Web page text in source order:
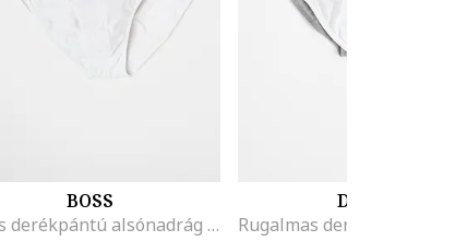
BOSS
Logós derékpántú alsónadrág szett - 3 db, Fehér
DIESEL